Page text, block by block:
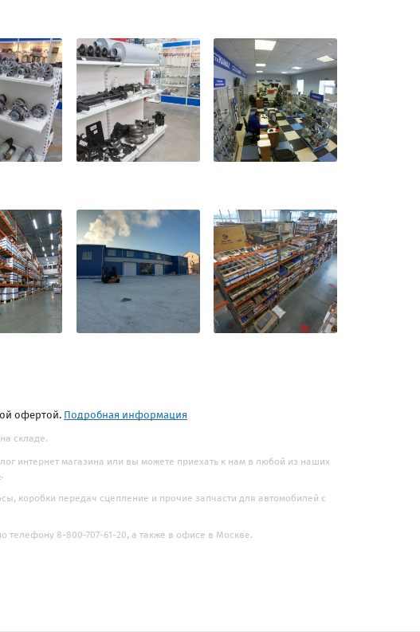
офертой. Подробная информация
складе.
интернет магазина или вы можете приехать к нам в любой из наших
.
коробки передач сцепление и прочие запчасти для автомобилей с
8-800-707-61-20, а также в офисе в Москве.